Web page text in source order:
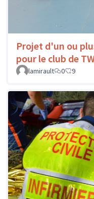
Projet d'un ou
pour le club de
lamirault
0 9